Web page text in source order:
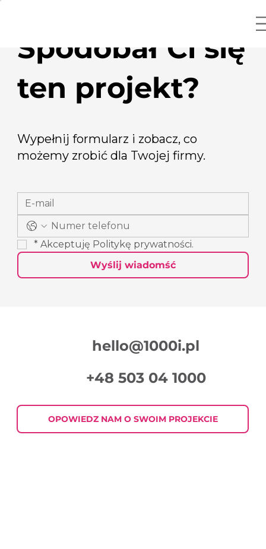
Spodobał Ci się
ten projekt?
Wypełnij formularz i zobacz, co
możemy zrobić dla Twojej firmy.
* Akceptuję Politykę prywatności.
Wyślij wiadomść
hello@1000i.pl
+48 503 04 1000
OPOWIEDZ NAM O SWOIM PROJEKCIE